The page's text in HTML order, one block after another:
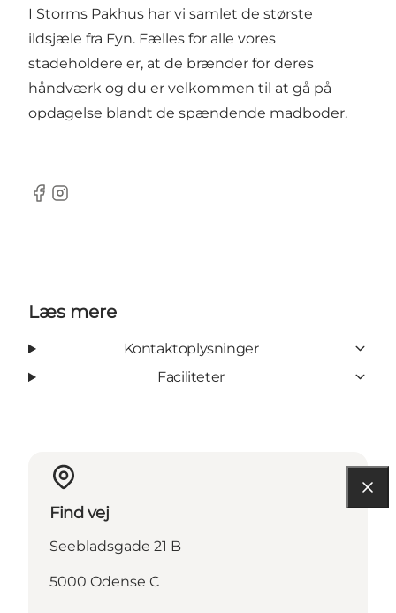
I Storms Pakhus har vi samlet de største
ildsjæle fra Fyn. Fælles for alle vores
stadeholdere er, at de brænder for deres
håndværk og du er velkommen til at gå på
opdagelse blandt de spændende madboder.
Facebook
Instagram
Læs mere
Kontaktoplysninger
Faciliteter
Find vej
Seebladsgade 21 B
5000 Odense C